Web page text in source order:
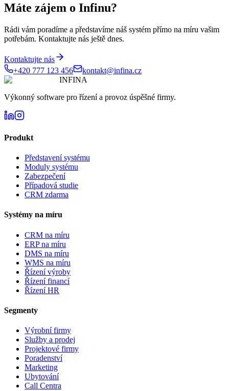
Máte zájem o Infinu?
Rádi vám poradíme a představíme náš systém přímo na míru vašim
potřebám. Kontaktujte nás ještě dnes.
Kontaktujte nás
+420 777 123 456
kontakt@infina.cz
INFINA
Výkonný software pro řízení a provoz úspěšné firmy.
Produkt
Představení systému
Moduly systému
Zabezpečení
Případová studie
CRM zdarma
Systémy na míru
CRM na míru
ERP na míru
DMS na míru
WMS na míru
Řízení výroby
Řízení financí
Řízení HR
Segmenty
Výrobní firmy
Služby a prodej
Projektové firmy
Poradenství
Marketing
Ubytování
Call Centra